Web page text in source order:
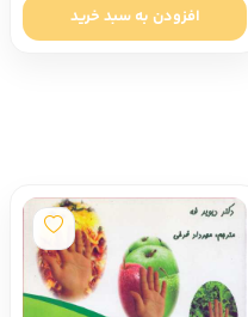
افزودن به سبد خرید